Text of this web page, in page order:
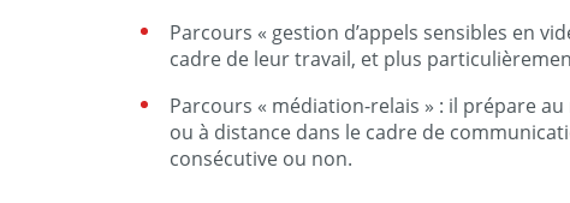
Parcours « gestion d’appels sensibles en
cadre de leur travail, et plus
Parcours « médiation-relais » : il prépare
ou à distance dans le cadre de
consécutive ou non.